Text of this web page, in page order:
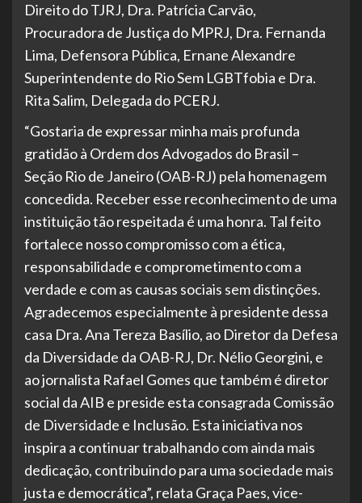
Direito do TJRJ, Dra. Patrícia Carvão,
Procuradora de Justiça do MPRJ, Dra. Fernanda
Lima, Defensora Pública, Ernane Alexandre
Superintendente do Rio Sem LGBTfobia e Dra.
Rita Salim, Delegada do PCERJ.
“Gostaria de expressar minha mais profunda
gratidão à Ordem dos Advogados do Brasil –
Seção Rio de Janeiro (OAB-RJ) pela homenagem
concedida. Receber esse reconhecimento de uma
instituição tão respeitada é uma honra. Tal feito
fortalece nosso compromisso com a ética,
responsabilidade e comprometimento com a
verdade e com as causas sociais sem distinções.
Agradecemos especialmente à presidente dessa
casa Dra. Ana Tereza Basílio, ao Diretor da Defesa
da Diversidade da OAB-RJ, Dr. Nélio Georgini, e
ao jornalista Rafael Gomes que também é diretor
social da AIB e preside esta consagrada Comissão
de Diversidade e Inclusão. Esta iniciativa nos
inspira a continuar trabalhando com ainda mais
dedicação, contribuindo para uma sociedade mais
justa e democrática”, relata Graça Paes, vice-